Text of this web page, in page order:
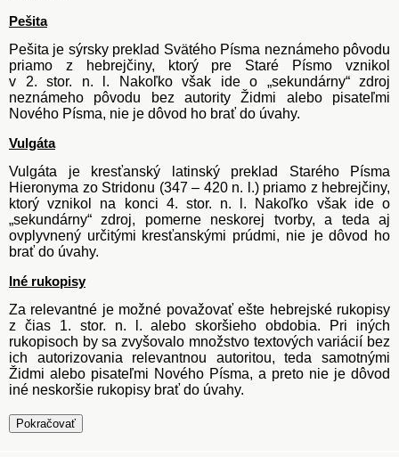
Pešita
Pešita je sýrsky preklad Svätého Písma neznámeho pôvodu
priamo z hebrejčiny, ktorý pre Staré Písmo vznikol
v 2. stor. n. l. Nakoľko však ide o „sekundárny“ zdroj
neznámeho pôvodu bez autority Židmi alebo pisateľmi
Nového Písma, nie je dôvod ho brať do úvahy.
Vulgáta
Vulgáta je kresťanský latinský preklad Starého Písma
Hieronyma zo Stridonu (347 – 420 n. l.) priamo z hebrejčiny,
ktorý vznikol na konci 4. stor. n. l. Nakoľko však ide o
„sekundárny“ zdroj, pomerne neskorej tvorby, a teda aj
ovplyvnený určitými kresťanskými prúdmi, nie je dôvod ho
brať do úvahy.
Iné rukopisy
Za relevantné je možné považovať ešte hebrejské rukopisy
z čias 1. stor. n. l. alebo skoršieho obdobia. Pri iných
rukopisoch by sa zvyšovalo množstvo textových variácií bez
ich autorizovania relevantnou autoritou, teda samotnými
Židmi alebo pisateľmi Nového Písma, a preto nie je dôvod
iné neskoršie rukopisy brať do úvahy.
Pokračovať